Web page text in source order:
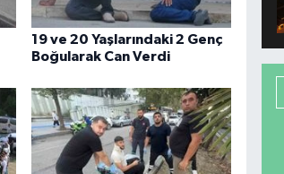
19 ve 20 Yaşlarındaki 2 Genç
Boğularak Can Verdi